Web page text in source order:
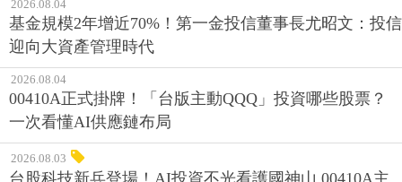
2026.08.04
基金規模2年增近70%！第一金投信董事長尤昭文：投信
迎向大資產管理時代
2026.08.04
00410A正式掛牌！「台版主動QQQ」投資哪些股票？
一次看懂AI供應鏈布局
2026.08.03
台股科技新兵登場！AI投資不光看護國神山 00410A主